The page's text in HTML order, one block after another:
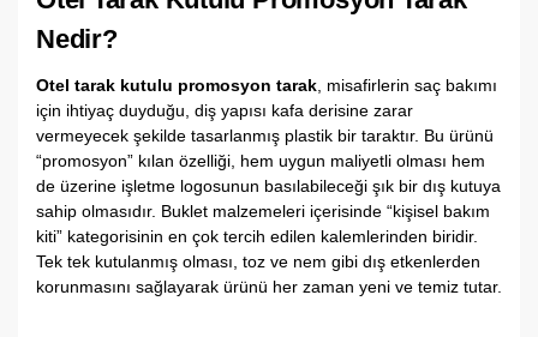
Nedir?
Otel tarak kutulu promosyon tarak, misafirlerin saç bakımı
için ihtiyaç duyduğu, diş yapısı kafa derisine zarar
vermeyecek şekilde tasarlanmış plastik bir taraktır. Bu ürünü
“promosyon” kılan özelliği, hem uygun maliyetli olması hem
de üzerine işletme logosunun basılabileceği şık bir dış kutuya
sahip olmasıdır. Buklet malzemeleri içerisinde “kişisel bakım
kiti” kategorisinin en çok tercih edilen kalemlerinden biridir.
Tek tek kutulanmış olması, toz ve nem gibi dış etkenlerden
korunmasını sağlayarak ürünü her zaman yeni ve temiz tutar.